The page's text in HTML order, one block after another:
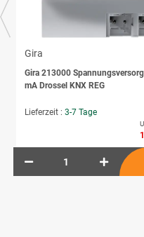
Gira
Gira 213000
mA Drossel KNX REG
Lieferzeit : 3-7 Tage